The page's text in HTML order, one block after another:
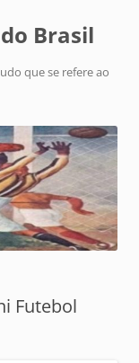
Brasil
que se refere ao
Futebol